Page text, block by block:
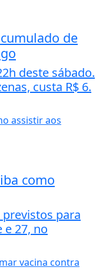
de
deste sábado.
custa R$ 6.
como
para
27, no